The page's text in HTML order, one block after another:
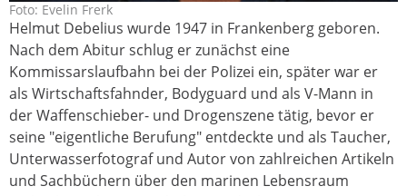
debelius_helmut_online_2011-
revelinfrerk_.jpg
Foto: Evelin Frerk
Helmut Debelius wurde 1947 in Frankenberg geboren.
Nach dem Abitur schlug er zunächst eine
Kommissarslaufbahn bei der Polizei ein, später war er
als Wirtschaftsfahnder, Bodyguard und als V-Mann in
der Waffenschieber- und Drogenszene tätig, bevor er
seine "eigentliche Berufung" entdeckte und als Taucher,
Unterwasserfotograf und Autor von zahlreichen Artikeln
und Sachbüchern über den marinen Lebensraum